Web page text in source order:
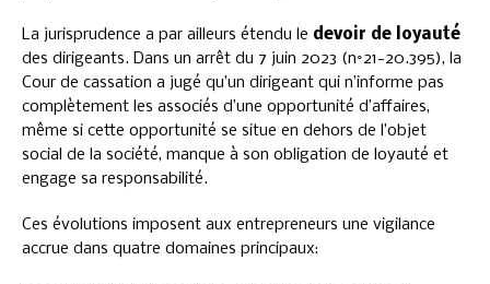
La jurisprudence a par ailleurs étendu le devoir de loyauté
des dirigeants. Dans un arrêt du 7 juin 2023 (n°21-20.395), la
Cour de cassation a jugé qu’un dirigeant qui n’informe pas
complètement les associés d’une opportunité d’affaires,
même si cette opportunité se situe en dehors de l’objet
social de la société, manque à son obligation de loyauté et
engage sa responsabilité.
Ces évolutions imposent aux entrepreneurs une vigilance
accrue dans quatre domaines principaux: